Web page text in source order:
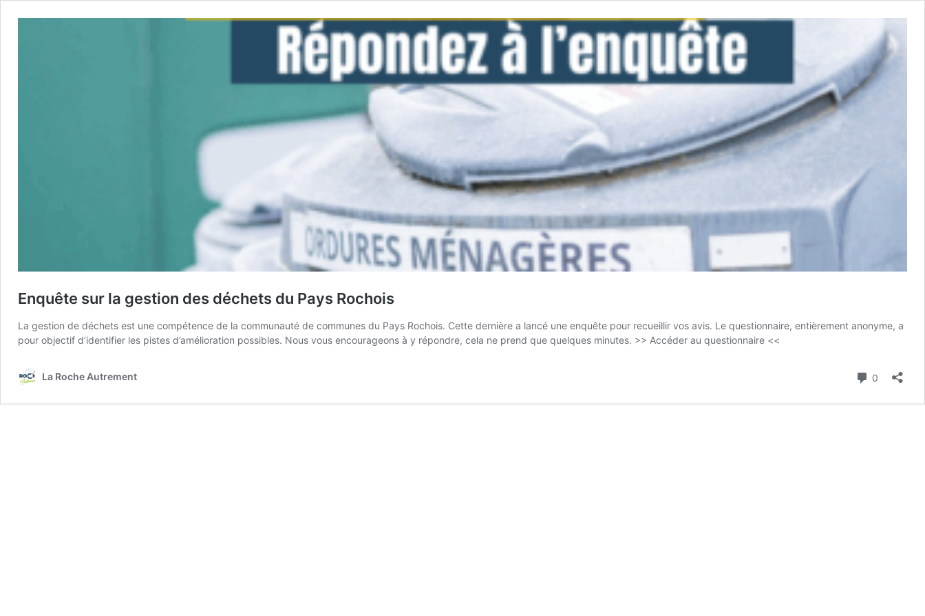
Enquête sur la gestion des déchets du Pays Rochois
La gestion de déchets est une compétence de la communauté de communes du Pays Rochois. Cette dernière a lancé une enquête pour recueillir vos avis. Le questionnaire, entièrement anonyme, a
pour objectif d’identifier les pistes d’amélioration possibles. Nous vous encourageons à y répondre, cela ne prend que quelques minutes. >> Accéder au questionnaire <<
La Roche Autrement 0